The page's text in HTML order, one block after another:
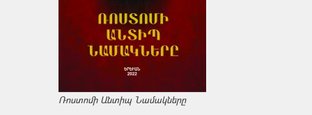
Ռոստոմի Անտիպ Նամակները